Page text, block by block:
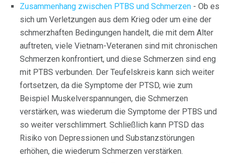
Zusammenhang zwischen PTBS und Schmerzen - Ob es
sich um Verletzungen aus dem Krieg oder um eine der
schmerzhaften Bedingungen handelt, die mit dem Alter
auftreten, viele Vietnam-Veteranen sind mit chronischen
Schmerzen konfrontiert, und diese Schmerzen sind eng
mit PTBS verbunden. Der Teufelskreis kann sich weiter
fortsetzen, da die Symptome der PTSD, wie zum
Beispiel Muskelverspannungen, die Schmerzen
verstärken, was wiederum die Symptome der PTBS und
so weiter verschlimmert. Schließlich kann PTSD das
Risiko von Depressionen und Substanzstörungen
erhöhen, die wiederum Schmerzen verstärken.